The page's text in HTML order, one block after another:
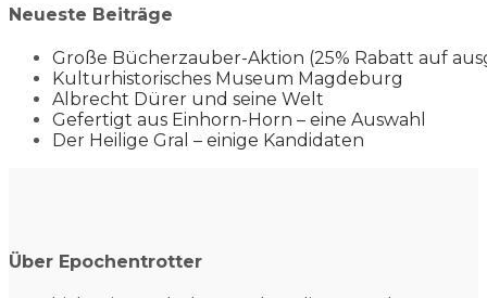
Neueste Beiträge
Große Bücherzauber-Aktion (25% Rabatt auf
Kulturhistorisches Museum Magdeburg
Albrecht Dürer und seine Welt
Gefertigt aus Einhorn-Horn – eine Auswahl
Der Heilige Gral – einige Kandidaten
Über Epochentrotter